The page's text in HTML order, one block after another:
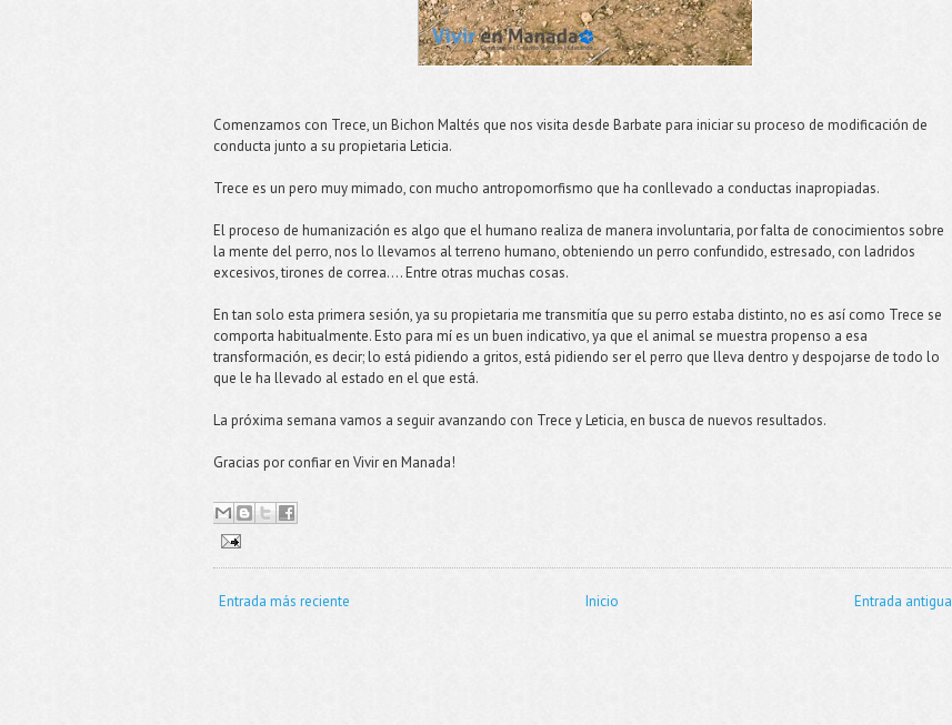
Comenzamos con Trece, un Bichon Maltés que nos visita desde Barbate para iniciar su proceso de modificación de
conducta junto a su propietaria Leticia.
Trece es un pero muy mimado, con mucho antropomorfismo que ha conllevado a conductas inapropiadas.
El proceso de humanización es algo que el humano realiza de manera involuntaria, por falta de conocimientos sobre
la mente del perro, nos lo llevamos al terreno humano, obteniendo un perro confundido, estresado, con ladridos
excesivos, tirones de correa…. Entre otras muchas cosas.
En tan solo esta primera sesión, ya su propietaria me transmitía que su perro estaba distinto, no es así como Trece se
comporta habitualmente. Esto para mí es un buen indicativo, ya que el animal se muestra propenso a esa
transformación, es decir; lo está pidiendo a gritos, está pidiendo ser el perro que lleva dentro y despojarse de todo lo
que le ha llevado al estado en el que está.
La próxima semana vamos a seguir avanzando con Trece y Leticia, en busca de nuevos resultados.
Gracias por confiar en Vivir en Manada!
Entrada más reciente Entrada antigua
Inicio